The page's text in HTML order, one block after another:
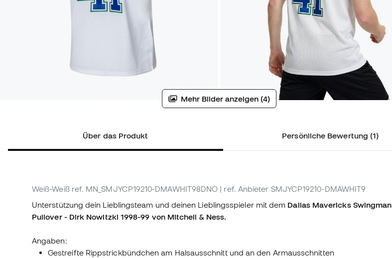
Mehr Bilder anzeigen (4)
Über das Produkt Persönliche Bewertung (1)
Weiß-Weiß ref. MN_SMJYCP19210-DMAWHIT98DNO | ref. Anbieter SMJYCP19210-DMAWHIT9
Unterstützung dein Lieblingsteam und deinen Lieblingsspieler mit dem Dallas Mavericks Swingman
Pullover - Dirk Nowitzki 1998-99 von Mitchell & Ness.
Angaben:
Gestreifte Rippstrickbündchen am Halsausschnitt und an den Armausschnitten